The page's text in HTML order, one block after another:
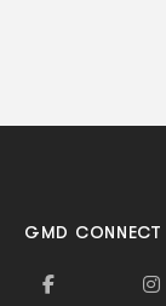
GMD CONNECT